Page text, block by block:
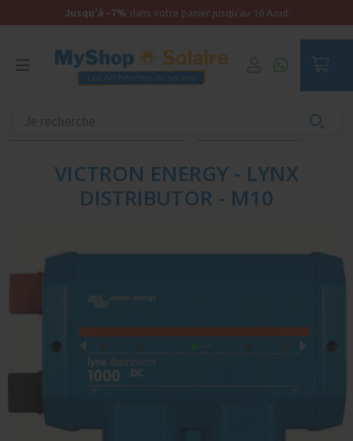
Jusqu'à -7% dans votre panier jusqu'au 16 Aout
VICTRON ENERGY - LYNX
DISTRIBUTOR - M10